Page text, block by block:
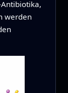
werden